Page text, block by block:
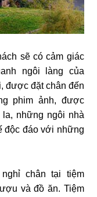
sẽ có cảm giác
ngôi làng của
được đặt chân đến
phim ảnh, được
những ngôi nhà
độc đáo với những
chân tại tiệm
và đồ ăn. Tiệm